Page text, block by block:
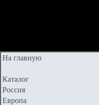
На главную
Каталог
Россия
Европа